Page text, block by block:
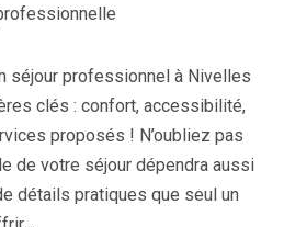
séjour professionnel à Nivelles
clés : confort, accessibilité,
proposés ! N’oubliez pas
de votre séjour dépendra aussi
détails pratiques que seul un